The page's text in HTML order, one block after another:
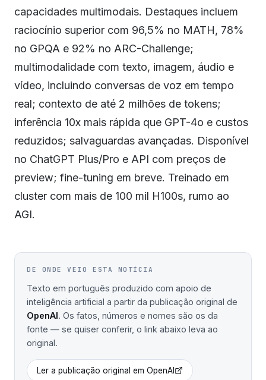
capacidades multimodais. Destaques incluem
raciocínio superior com 96,5% no MATH, 78%
no GPQA e 92% no ARC-Challenge;
multimodalidade com texto, imagem, áudio e
vídeo, incluindo conversas de voz em tempo
real; contexto de até 2 milhões de tokens;
inferência 10x mais rápida que GPT-4o e custos
reduzidos; salvaguardas avançadas. Disponível
no ChatGPT Plus/Pro e API com preços de
preview; fine-tuning em breve. Treinado em
cluster com mais de 100 mil H100s, rumo ao
AGI.
DE ONDE VEIO ESTA NOTÍCIA
Texto em português produzido com apoio de
inteligência artificial a partir da publicação original de
OpenAI. Os fatos, números e nomes são os da
fonte — se quiser conferir, o link abaixo leva ao
original.
Ler a publicação original em OpenAI